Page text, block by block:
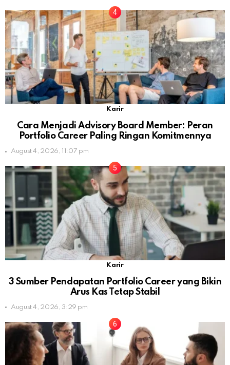
Karir
Cara Menjadi Advisory Board Member: Peran
Portfolio Career Paling Ringan Komitmennya
August 4, 2026, 11:07 pm
Karir
3 Sumber Pendapatan Portfolio Career yang Bikin
Arus Kas Tetap Stabil
August 4, 2026, 3:29 pm